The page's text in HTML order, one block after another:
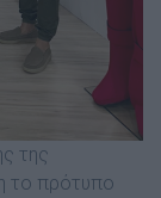
της
το πρότυπο